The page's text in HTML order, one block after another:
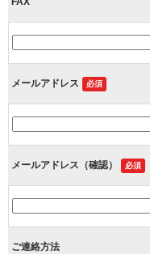
メールアドレス 必須
メールアドレス（確認） 必須
ご連絡方法